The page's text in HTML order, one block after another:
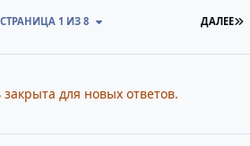
ДАЛЕЕ
СТРАНИЦА 1 ИЗ 8
для новых ответов.